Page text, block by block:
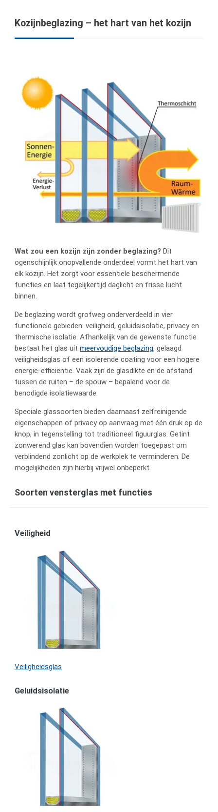
Kozijnbeglazing – het hart van het kozijn
Wat zou een kozijn zijn zonder beglazing? Dit
ogenschijnlijk onopvallende onderdeel vormt het hart van
elk kozijn. Het zorgt voor essentiële beschermende
functies en laat tegelijkertijd daglicht en frisse lucht
binnen.
De beglazing wordt grofweg onderverdeeld in vier
functionele gebieden: veiligheid, geluidsisolatie, privacy en
thermische isolatie. Afhankelijk van de gewenste functie
bestaat het glas uit meervoudige beglazing, gelaagd
veiligheidsglas of een isolerende coating voor een hogere
energie-efficiëntie. Vaak zijn de glasdikte en de afstand
tussen de ruiten – de spouw – bepalend voor de
benodigde isolatiewaarde.
Speciale glassoorten bieden daarnaast zelfreinigende
eigenschappen of privacy op aanvraag met één druk op de
knop, in tegenstelling tot traditioneel figuurglas. Getint
zonwerend glas kan bovendien worden toegepast om
verblindend zonlicht op de werkplek te verminderen. De
mogelijkheden zijn hierbij vrijwel onbeperkt.
Soorten vensterglas met functies
Veiligheid
Veiligheidsglas
Geluidsisolatie